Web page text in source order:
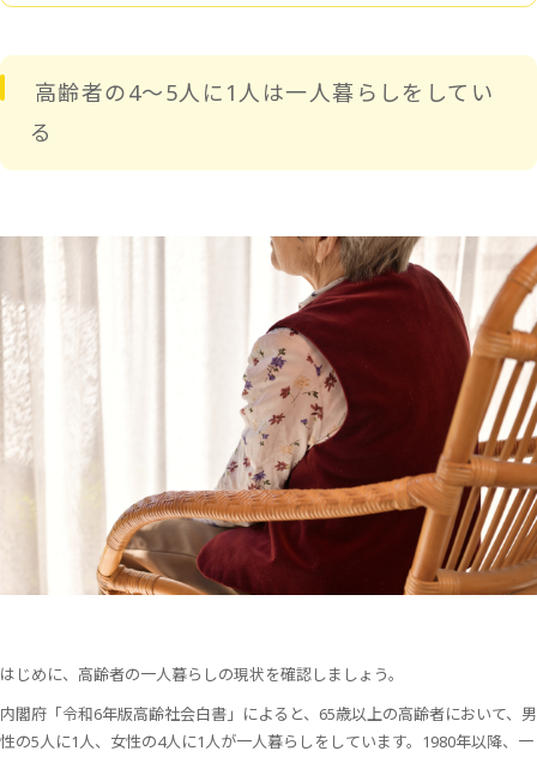
高齢者の4～5人に1人は一人暮らしをしてい
る
はじめに、高齢者の一人暮らしの現状を確認しましょう。
内閣府「令和6年版高齢社会白書」によると、65歳以上の高齢者において、男
性の5人に1人、女性の4人に1人が一人暮らしをしています。1980年以降、一